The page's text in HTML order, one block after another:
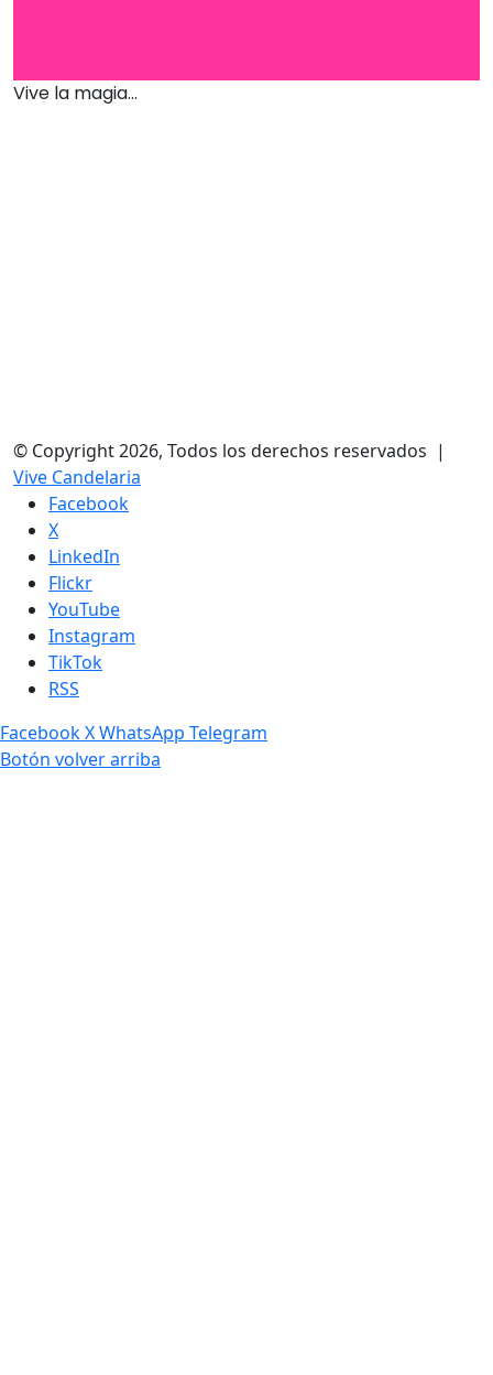
Vive la magia...
© Copyright 2026, Todos los derechos reservados |
Vive Candelaria
Facebook
X
LinkedIn
Flickr
YouTube
Instagram
TikTok
RSS
FacebookXWhatsApp Telegram
Botón volver arriba